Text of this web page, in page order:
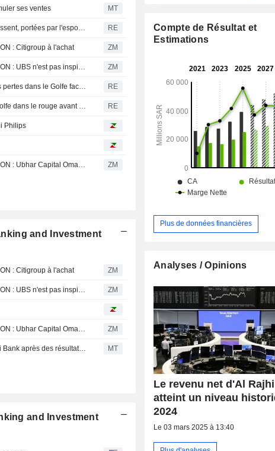
ses ventes MT
Bourses du Moyen-Orient : les places du Golfe progressent, portées par l'espoir d'une désescalade avec l'Iran et les résultats d'entreprises RE
: Citigroup à l'achat ZM
AL RAJHI BANKING AND INVESTMENT CORPORATION : UBS n'est pas inspiré par le dossier ZM
Bourses du Moyen-Orient : l'indice saoudien mène les pertes dans le Golfe face aux tensions régionales RE
Bourses du Moyen-Orient : la plupart des places du Golfe dans le rouge avant les discussions avec l'Iran et la décision de la Fed RE
Philips
AL RAJHI BANKING AND INVESTMENT CORPORATION : Ubhar Capital Oman optimiste sur le dossier ZM
and Investment
: Citigroup à l'achat ZM
ZM
ZM
MT
and Investment
Compte de Résultat et
Estimations
Plus de données financières
Analyses / Opinions
Le revenu net d'Al
atteint un niveau
2024
Le 03 mars 2025 à 13:40